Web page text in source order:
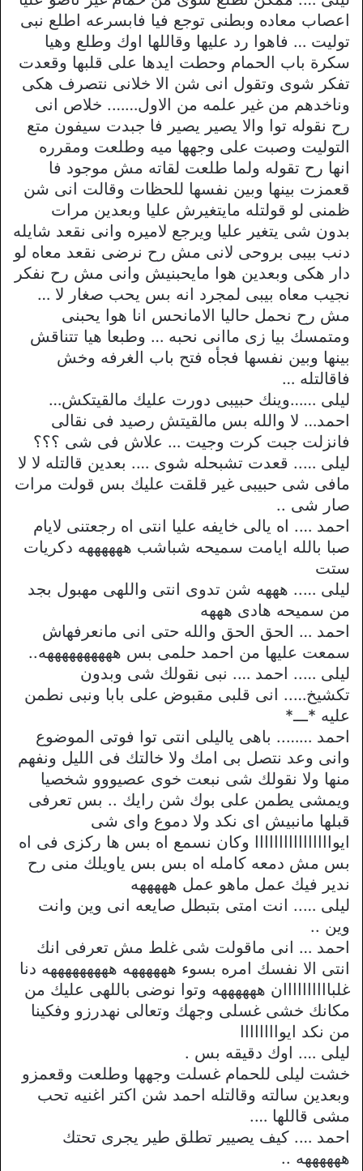
اعصاب معاده وبطنى توجع فيا فابسرعه اطلع نبى
توليت … فاهوا رد عليها وقاللها اوك وطلع وهيا
سكرة باب الحمام وحطت ايدها على قلبها وقعدت
تفكر شوى وتقول انى شن الا خلانى نتصرف هكى
وناخدهم من غير علمه من الاول……. خلاص انى
رح نقوله توا والا يصير يصير فا جبدت سيفون متع
التوليت وصبت على وجهها ميه وطلعت ومقرره
انها رح تقوله ولما طلعت لقاته مش موجود فا
قعمزت بينها وبين نفسها للحظات وقالت انى شن
ظمنى لو قولتله مايتغيرش عليا وبعدين مرات
بدون شى يتغير عليا ويرجع لاميره وانى نقعد شايله
دنب بيبى بروحى لانى مش رح نرضى نقعد معاه لو
دار هكى وبعدين هوا مايحبنيش وانى مش رح نفكر
نجيب معاه بيبى لمجرد انه بس يحب صغار لا …
مش رح نحمل حاليا الامانحس انا هوا يحبنى
ومتمسك بيا زى ماانى نحبه … وطبعا هيا تتناقش
بينها وبين نفسها فجأه فتح باب الغرفه وخش
فاقالتله …
ليلى ……وينك حبيبى دورت عليك مالقيتكش…
احمد… لا والله بس مالقيتش رصيد فى نقالى
فانزلت جبت كرت وجيت … علاش فى شى ؟؟؟
ليلى ….. قعدت تشبحله شوى …. بعدين قالتله لا لا
مافى شى حبيبى غير قلقت عليك بس قولت مرات
صار شى ..
احمد …. اه يالى خايفه عليا انتى اه رجعتنى لايام
صبا بالله ايامت سميحه شباشب ههههههه دكريات
ستت
ليلى ….. هههه شن تدوى انتى واللهى مهبول بجد
من سميحه هادى هههه
احمد … الحق الحق والله حتى انى مانعرفهاش
سمعت عليها من احمد حلمى بس ههههههههههه..
ليلى ….. احمد …. نبى نقولك شى وبدون
تكشيخ….. انى قلبى مقبوض على بابا ونبى نطمن
عليه *ـــ*
احمد …….. باهى ياليلى انتى توا فوتى الموضوع
وانى وعد نتصل بى امك ولا خالتك فى الليل ونفهم
منها ولا نقولك شى نبعت خوى عصيووو شخصيا
ويمشى يطمن على بوك شن رايك .. بس تعرفى
قبلها مانبيش اى نكد ولا دموع واى شى
ايواااااااااااااااا وكان نسمع اه بس ها ركزى فى اه
بس مش دمعه كامله اه بس بس ياويلك منى رح
ندير فيك عمل ماهو عمل هههههه
ليلى ….. انت امتى بتبطل صايعه انى وين وانت
وين ..
احمد … انى ماقولت شى غلط مش تعرفى انك
انتى الا نفسك امره بسوء ههههههه هههههههههه دنا
غلباااااااااان ههههههه وتوا نوضى باللهى عليك من
مكانك خشى غسلى وجهك وتعالى نهدرزو وفكينا
من نكد ايواااااااا
ليلى …. اوك دقيقه بس .
خشت ليلى للحمام غسلت وجهها وطلعت وقعمزو
وبعدين سالته وقالتله احمد شن اكتر اغنيه تحب
مشى قاللها ….
احمد …. كيف يصيير تطلق طير يجرى تحتك
ههههههه ..